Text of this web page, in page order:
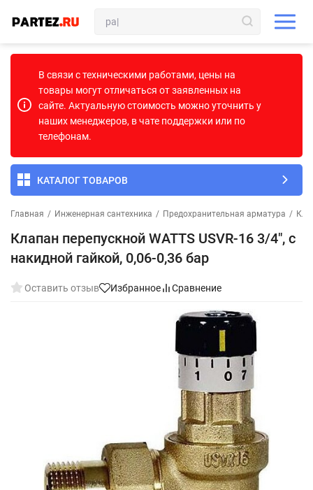
В связи с техническими работами, цены на
товары могут отличаться от заявленных на
сайте. Актуальную стоимость можно уточнить у
наших менеджеров, в чате поддержки или по
телефонам.
КАТАЛОГ ТОВАРОВ
Главная / Инженерная сантехника / Предохранительная арматура /
Клапан перепускной WATTS USVR-16 3/4", с
накидной гайкой, 0,06-0,36 бар
Оставить отзыв Избранное Сравнение